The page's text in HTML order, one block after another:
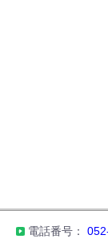
電話番号：